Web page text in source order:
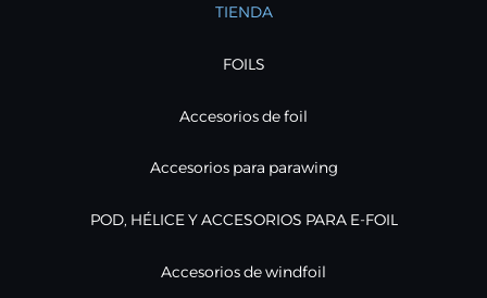
TIENDA
FOILS
Accesorios de foil
Accesorios para parawing
POD, HÉLICE Y ACCESORIOS PARA E-FOIL
Accesorios de windfoil